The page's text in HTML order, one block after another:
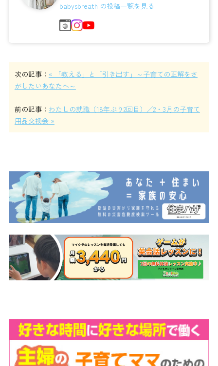
ます♪ 【わたしも わが子も大切に...
babysbreath の投稿一覧を見る
次の記事： « 「教える」と「引き出す」～子育ての正解をさ
がしたいあなたへ～
前の記事： わたしの就職（18年ぶり2回目）／2・3月の子育て
用品交換会 »